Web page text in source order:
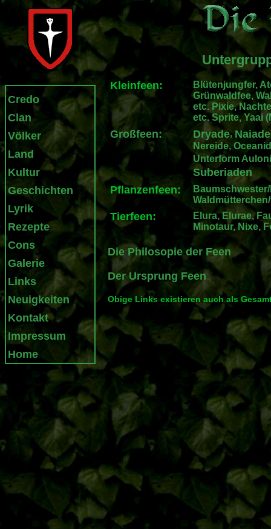
Credo
Clan
Völker
Land
Kultur
Geschichten
Lyrik
Rezepte
Cons
Galerie
Links
Neuigkeiten
Kontakt
Impressum
Home
Kleinfeen:
Blütenjungfer,
Grünwaldfee,
etc. Pixie,
etc. Sprite, Yaai
Großfeen: Dryade,Naiade
Nereide,
Unterform
Suberiaden
Pflanzenfeen:
Tierfeen:
Elura, Elurae,
Minotaur, Nixe,
Die Philosopie der Feen
Der Ursprung Feen
Obige Links existieren auch als